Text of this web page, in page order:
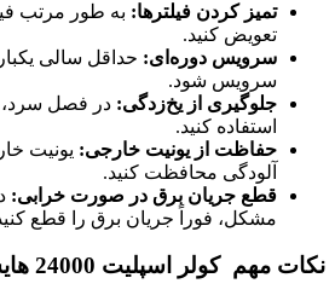
تمیز کردن فیلترها: به طور مرتب
تعویض کنید.
سرویس دوره‌ای: حداقل سالی
سرویس شود.
جلوگیری از یخ‌زدگی: در فصل سرد،
استفاده کنید.
حفاظت از یونیت خارجی: یونیت
آلودگی محافظت کنید.
قطع جریان برق در صورت خرابی:
مشکل، فوراً جریان برق را قطع
نکات مهم کولر اسپلیت 24000 هایسنس (Hisens):